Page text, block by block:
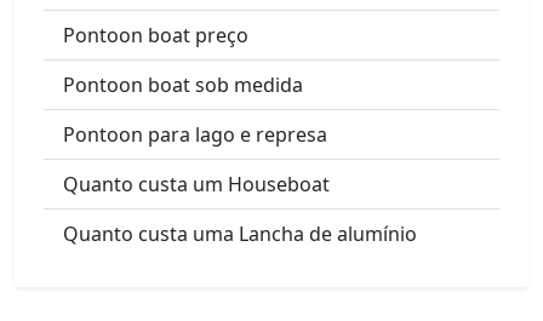
Pontoon boat preço
Pontoon boat sob medida
Pontoon para lago e represa
Quanto custa um Houseboat
Quanto custa uma Lancha de alumínio